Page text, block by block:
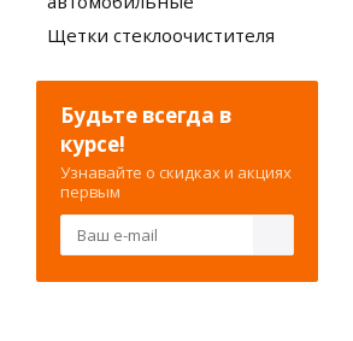
Щетки стеклоочистителя
Будьте всегда в
курсе!
Узнавайте о скидках и акциях
первым